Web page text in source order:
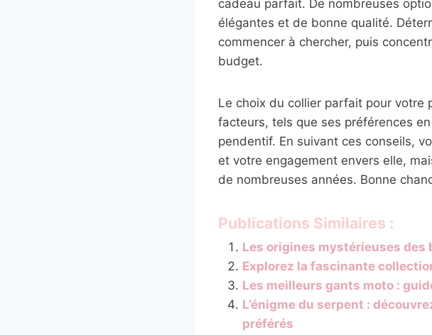
cadeau parfait. De nombreuses
élégantes et de bonne qualité.
commencer à chercher, puis
budget.
Le choix du collier parfait pour votre
facteurs, tels que ses préférences
pendentif. En suivant ces conseils,
et votre engagement envers elle,
de nombreuses années. Bonne
Publications Similaires :
Les origines mystérieuses des
Explorez la fascinante
Les meilleurs gants moto :
L’énigme du serpent :
préférés